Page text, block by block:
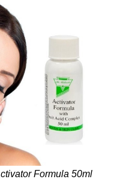
Formula 50ml